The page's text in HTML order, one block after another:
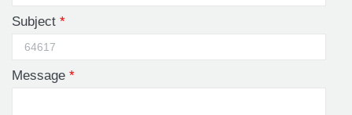
Subject *
Message *